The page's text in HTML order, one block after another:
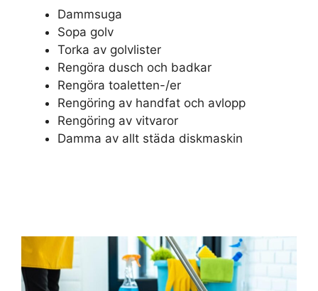
Dammsuga
Sopa golv
Torka av golvlister
Rengöra dusch och badkar
Rengöra toaletten-/er
Rengöring av handfat och avlopp
Rengöring av vitvaror
Damma av allt städa diskmaskin